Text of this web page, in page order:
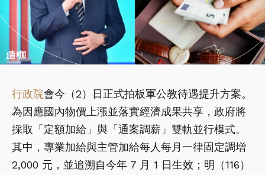
行政院會今（2）日正式拍板軍公教待遇提升方案。
為因應國內物價上漲並落實經濟成果共享，政府將
採取「定額加給」與「通案調薪」雙軌並行模式。
其中，專業加給與主管加給每人每月一律固定調增
2,000 元，並追溯自今年 7 月 1 日生效；明（116）